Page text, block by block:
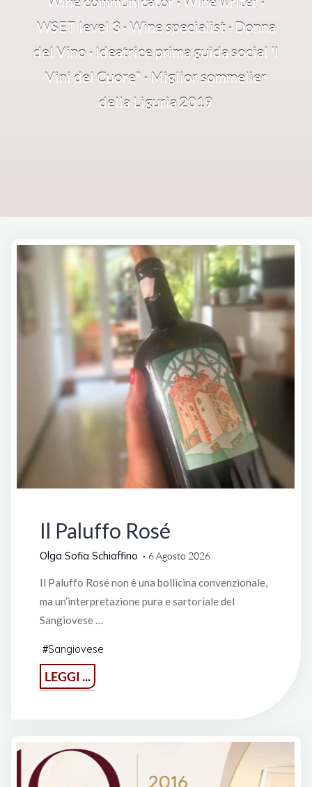
WSET level 3 · Wine specialist · Donna
del Vino · Ideatrice prima guida social 'I
Vini del Cuore" · Miglior sommelier
della Liguria 2019
Il Paluffo Rosé
Olga Sofia Schiaffino 6 Agosto 2026
Il Paluffo Rosé non è una bollicina convenzionale,
ma un’interpretazione pura e sartoriale del
Sangiovese …
#Sangiovese
LEGGI ...
Paluffo